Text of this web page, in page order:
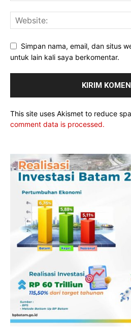
Simpan nama, email, dan situs
untuk lain kali saya berkomentar.
This site uses Akismet to reduce
comment data is processed.